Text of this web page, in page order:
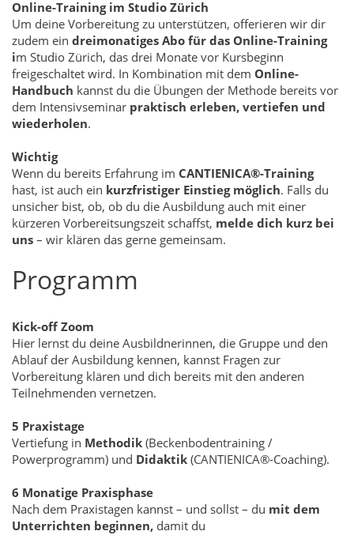
Online-Training im Studio Zürich
Um deine Vorbereitung zu unterstützen, offerieren wir dir
zudem ein dreimonatiges Abo für das Online-Training
im Studio Zürich, das drei Monate vor Kursbeginn
freigeschaltet wird. In Kombination mit dem Online-
Handbuch kannst du die Übungen der Methode bereits vor
dem Intensivseminar praktisch erleben, vertiefen und
wiederholen.
Wichtig
Wenn du bereits Erfahrung im CANTIENICA®-Training
hast, ist auch ein kurzfristiger Einstieg möglich. Falls du
unsicher bist, ob, ob du die Ausbildung auch mit einer
kürzeren Vorbereitsungszeit schaffst, melde dich kurz bei
uns – wir klären das gerne gemeinsam.
Programm
Kick-off Zoom
Hier lernst du deine Ausbildnerinnen, die Gruppe und den
Ablauf der Ausbildung kennen, kannst Fragen zur
Vorbereitung klären und dich bereits mit den anderen
Teilnehmenden vernetzen.
5 Praxistage
Vertiefung in Methodik (Beckenbodentraining /
Powerprogramm) und Didaktik (CANTIENICA®-Coaching).
6 Monatige Praxisphase
Nach dem Praxistagen kannst – und sollst – du mit dem
Unterrichten beginnen, damit du